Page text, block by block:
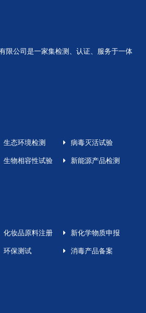
限公司是一家集检测、认证、服务于一体
生态环境检测 病毒灭活试验
生物相容性试验 新能源产品检测
化妆品原料注册 新化学物质申报
环保测试 消毒产品备案